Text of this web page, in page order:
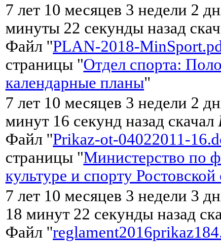
7 лет 10 месяцев 3 недели 2
минуты 22 секунды назад
Файл "PLAN-2018-
страницы "Отдел спорта:
календарные планы"
7 лет 10 месяцев 3 недели 2
минут 16 секунд назад скачал
Файл "Prikaz-ot-04022011-
страницы "Министерство по
культуре и спорту Ростовской
7 лет 10 месяцев 3 недели 3
18 минут 22 секунды назад
Файл "